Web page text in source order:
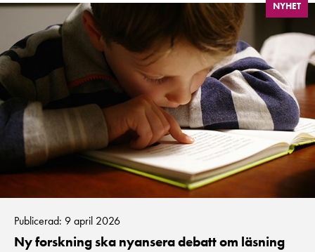
NYHET
Publicerad: 9 april 2026
Ny forskning ska nyansera debatt om läsning